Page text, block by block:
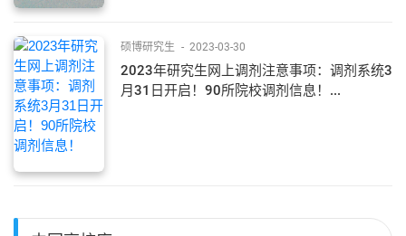
硕博研究生 - 2023-03-30
2023年研究生网上调剂注意事项：调剂系统3
月31日开启！90所院校调剂信息！...